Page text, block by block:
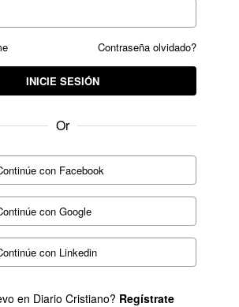
Contraseña olvidado?
INICIE SESIÓN
Or
con Facebook
conGoogle
con Linkedin
en Diario Cristiano? Regístrate